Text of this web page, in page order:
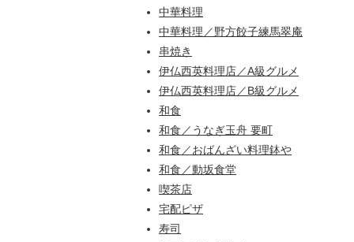
中華料理
中華料理／野方餃子練馬翠庵
串焼き
伊仏西英料理店／A級グルメ
伊仏西英料理店／B級グルメ
和食
和食／うなぎ玉舟 要町
和食／おばんざい料理鉢や
和食／動坂食堂
喫茶店
宅配ピザ
寿司